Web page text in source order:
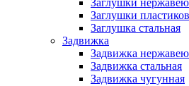
Заглушки
Заглушки
Заглушка стальная
Задвижка
Задвижка
Задвижка стальная
Задвижка чугунная